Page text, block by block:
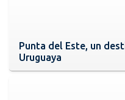
Punta del Este, un
Uruguaya